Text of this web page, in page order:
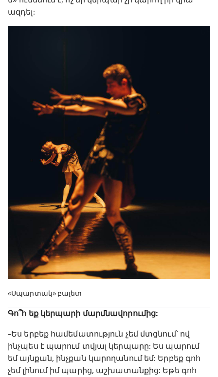
ազդել:
«Սպարտակ» բալետ
Գո՞հ եք կերպարի մարմնավորումից:
-Ես երբեք համեմատություն չեմ մտցնում՝ ով
ինչպես է պարում տվյալ կերպարը: Ես պարում
եմ այնքան, ինչքան կարողանում եմ: Երբեք գոհ
չեմ լինում իմ պարից, աշխատանքից: Եթե գոհ